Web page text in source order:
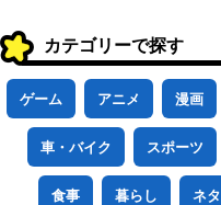
カテゴリーで探す
ゲーム アニメ 漫画
車・バイク スポーツ
食事 暮らし ネタ